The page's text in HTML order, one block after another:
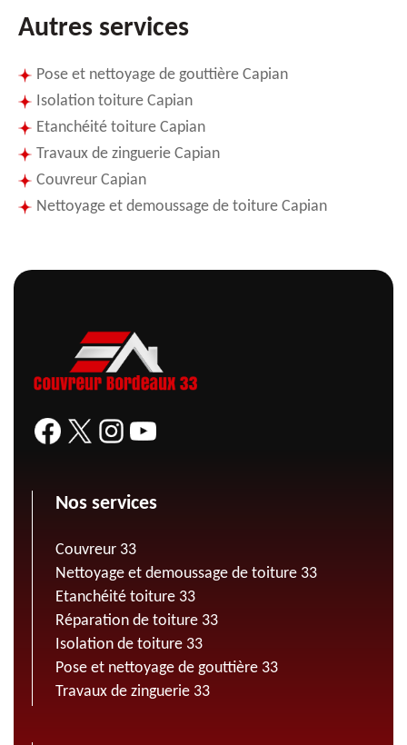
Autres services
Pose et nettoyage de gouttière Capian
Isolation toiture Capian
Etanchéité toiture Capian
Travaux de zinguerie Capian
Couvreur Capian
Nettoyage et demoussage de toiture Capian
Nos services
Couvreur 33
Nettoyage et demoussage de toiture 33
Etanchéité toiture 33
Réparation de toiture 33
Isolation de toiture 33
Pose et nettoyage de gouttière 33
Travaux de zinguerie 33